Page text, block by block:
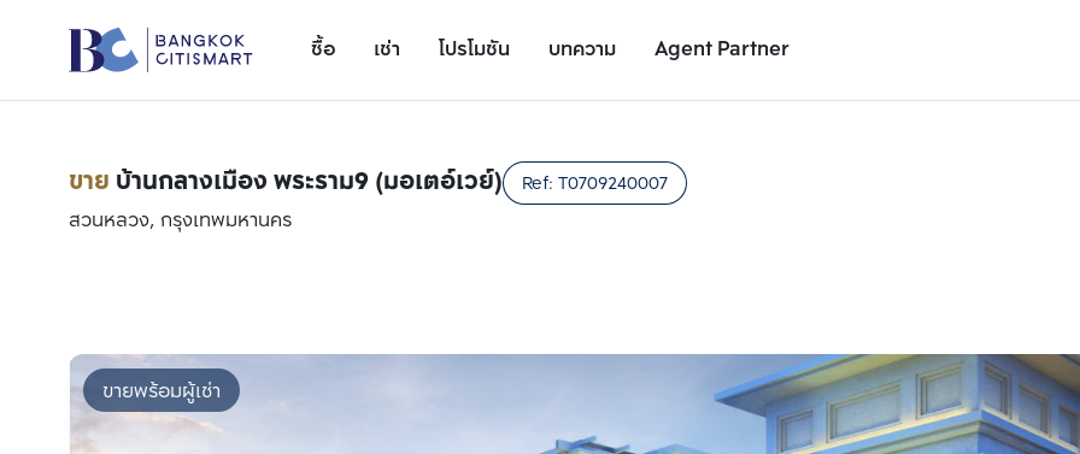
ซื้อ เช่า โปรโมชัน บทความ Agent Partner
รายละเอียดยูนิต
ขาย บ้านกลางเมือง พระราม9 (มอเตอ์เวย์) Ref: T0709240007
สวนหลวง, กรุงเทพมหานคร
ขายพร้อมผู้เช่า
เพิ่มยูนิตเปรียบเทียบ
รายการที่ 2
เพิ่มยูนิตเปรียบเทียบ
รายการที่ 3